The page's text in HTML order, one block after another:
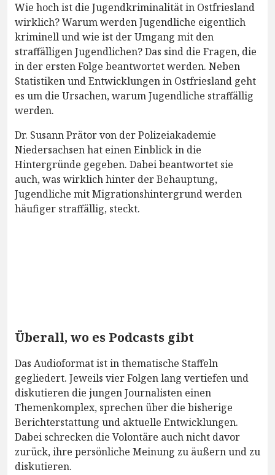
Wie hoch ist die Jugendkriminalität in Ostfriesland
wirklich? Warum werden Jugendliche eigentlich
kriminell und wie ist der Umgang mit den
straffälligen Jugendlichen? Das sind die Fragen, die
in der ersten Folge beantwortet werden. Neben
Statistiken und Entwicklungen in Ostfriesland geht
es um die Ursachen, warum Jugendliche straffällig
werden.
Dr. Susann Prätor von der Polizeiakademie
Niedersachsen hat einen Einblick in die
Hintergründe gegeben. Dabei beantwortet sie
auch, was wirklich hinter der Behauptung,
Jugendliche mit Migrationshintergrund werden
häufiger straffällig, steckt.
Überall, wo es Podcasts gibt
Das Audioformat ist in thematische Staffeln
gegliedert. Jeweils vier Folgen lang vertiefen und
diskutieren die jungen Journalisten einen
Themenkomplex, sprechen über die bisherige
Berichterstattung und aktuelle Entwicklungen.
Dabei schrecken die Volontäre auch nicht davor
zurück, ihre persönliche Meinung zu äußern und zu
diskutieren.